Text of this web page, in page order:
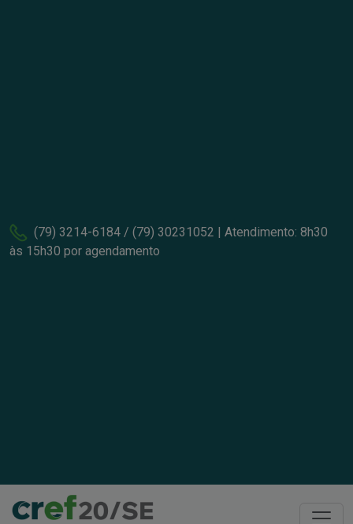
(79) 3214-6184 / (79) 30231052 | Atendimento: 8h30
às 15h30 por agendamento